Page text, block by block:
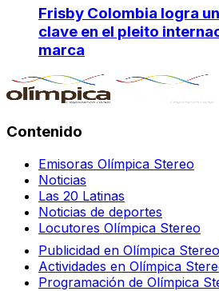
Frisby Colombia logra
clave en el pleito
marca
Contenido
Emisoras Olímpica Stereo
Noticias
Las 20 Latinas
Noticias de deportes
Locutores Olímpica Stereo
Publicidad en Olímpica Stereo
Actividades en Olímpica
Programación de Olímpica